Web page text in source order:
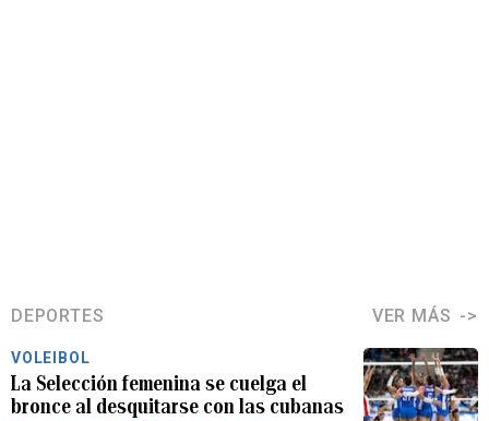
DEPORTES VER MÁS
VOLEIBOL
La Selección femenina se cuelga el
bronce al desquitarse con las cubanas